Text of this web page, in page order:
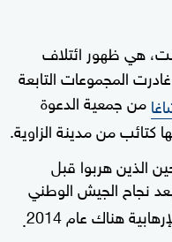
هي ظهور ائتلاف
المجموعات التابعة
من جمعية الدعوة
كتائب من مدينة الزاوية.
الذين هربوا قبل
نجاح الجيش الوطني
هناك عام 2014
.